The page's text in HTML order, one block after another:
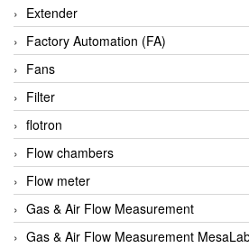
Apex Dynamics Vietnam
Apex Dynamics Vietnam
Apiste
APLISENS VietNam
Apollo Fire
Appleton
AQ Matic
Aqualabo Vietnam
Aquametro
Extender
Factory Automation (FA)
Fans
Filter
flotron
Flow chambers
Flow meter
Gas & Air Flow Measurement
Gas & Air Flow Measurement